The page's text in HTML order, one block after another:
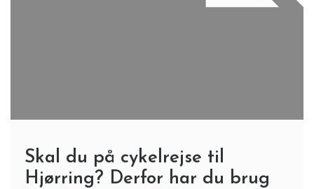
Skal du på cykelrejse til
Hjørring? Derfor har du brug